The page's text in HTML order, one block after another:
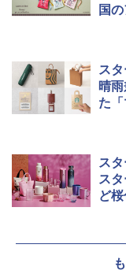
国
ス
晴
た
ス
ス
ど